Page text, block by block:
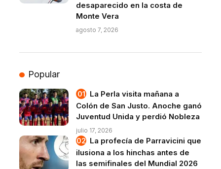
desaparecido en la costa de
Monte Vera
agosto 7, 2026
Popular
La Perla visita mañana a
Colón de San Justo. Anoche ganó
Juventud Unida y perdió Nobleza
julio 17, 2026
La profecía de Parravicini que
ilusiona a los hinchas antes de
las semifinales del Mundial 2026